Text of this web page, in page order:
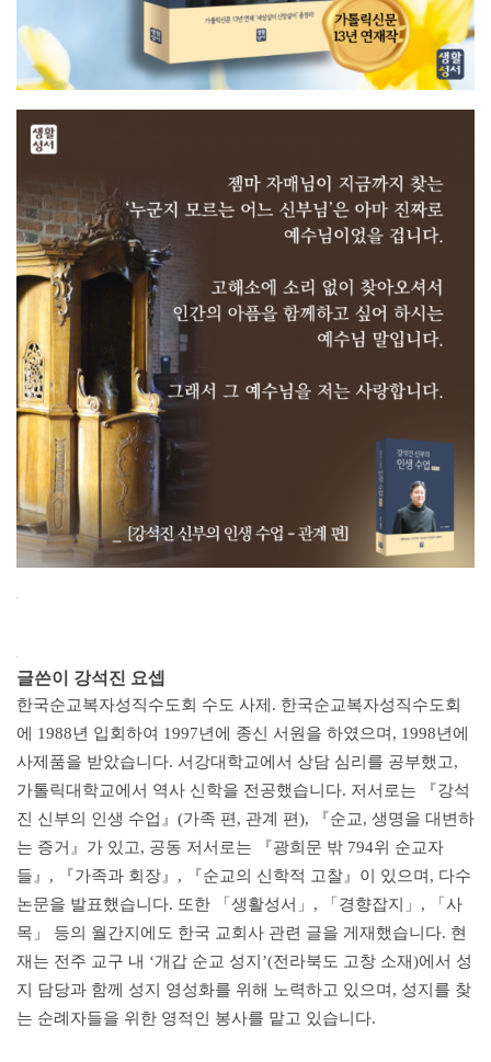
글쓴이 강석진 요셉
한국순교복자성직수도회 수도 사제. 한국순교복자성직수도회
에 1988년 입회하여 1997년에 종신 서원을 하였으며, 1998년에
사제품을 받았습니다. 서강대학교에서 상담 심리를 공부했고,
가톨릭대학교에서 역사 신학을 전공했습니다. 저서로는 『강석
진 신부의 인생 수업』(가족 편, 관계 편), 『순교, 생명을 대변하
는 증거』가 있고, 공동 저서로는 『광희문 밖 794위 순교자
들』, 『가족과 회장』, 『순교의 신학적 고찰』이 있으며, 다수
논문을 발표했습니다. 또한 「생활성서」, 「경향잡지」, 「사
목」 등의 월간지에도 한국 교회사 관련 글을 게재했습니다. 현
재는 전주 교구 내 ‘개갑 순교 성지’(전라북도 고창 소재)에서 성
지 담당과 함께 성지 영성화를 위해 노력하고 있으며, 성지를 찾
는 순례자들을 위한 영적인 봉사를 맡고 있습니다.